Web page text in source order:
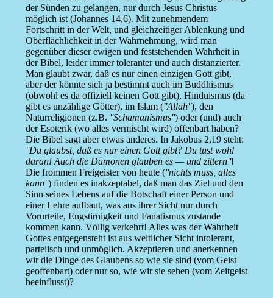
der Sünden zu gelangen, nur durch Jesus Christus
möglich ist (Johannes 14,6). Mit zunehmendem
Fortschritt in der Welt, und gleichzeitiger Ablenkung und
Oberflächlichkeit in der Wahrnehmung, wird man
gegenüber dieser ewigen und feststehenden Wahrheit in
der Bibel, leider immer toleranter und auch distanzierter.
Man glaubt zwar, daß es nur einen einzigen Gott gibt,
aber der könnte sich ja bestimmt auch im Buddhismus
(obwohl es da offiziell keinen Gott gibt), Hinduismus (da
gibt es unzählige Götter), im Islam (''Allah''), den
Naturreligionen (z.B. ''Schamanismus'') oder (und) auch
der Esoterik (wo alles vermischt wird) offenbart haben?
Die Bibel sagt aber etwas anderes. In Jakobus 2,19 steht:
''Du glaubst, daß es nur einen Gott gibt? Du tust wohl
daran! Auch die Dämonen glauben es — und zittern''!
Die frommen Freigeister von heute (''nichts muss, alles
kann'') finden es inakzeptabel, daß man das Ziel und den
Sinn seines Lebens auf die Botschaft einer Person und
einer Lehre aufbaut, was aus ihrer Sicht nur durch
Vorurteile, Engstirnigkeit und Fanatismus zustande
kommen kann. Völlig verkehrt! Alles was der Wahrheit
Gottes entgegensteht ist aus weltlicher Sicht intolerant,
parteiisch und unmöglich. Akzeptieren und anerkennen
wir die Dinge des Glaubens so wie sie sind (vom Geist
geoffenbart) oder nur so, wie wir sie sehen (vom Zeitgeist
beeinflusst)?